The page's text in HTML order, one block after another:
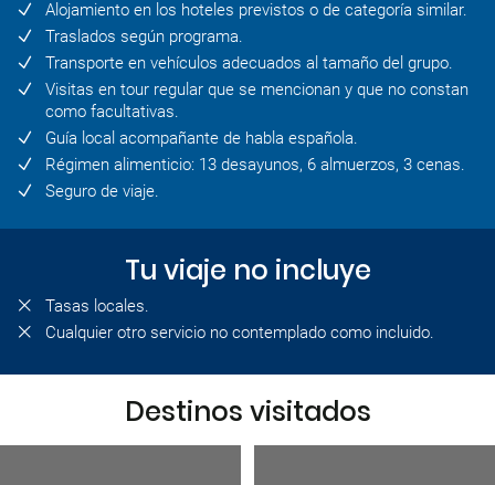
Alojamiento en los hoteles previstos o de categoría similar.
Traslados según programa.
Transporte en vehículos adecuados al tamaño del grupo.
Visitas en tour regular que se mencionan y que no constan
como facultativas.
Guía local acompañante de habla española.
Régimen alimenticio: 13 desayunos, 6 almuerzos, 3 cenas.
Seguro de viaje.
Tu viaje no incluye
Tasas locales.
Cualquier otro servicio no contemplado como incluido.
Destinos visitados